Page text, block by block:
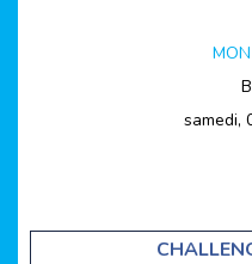
samedi,